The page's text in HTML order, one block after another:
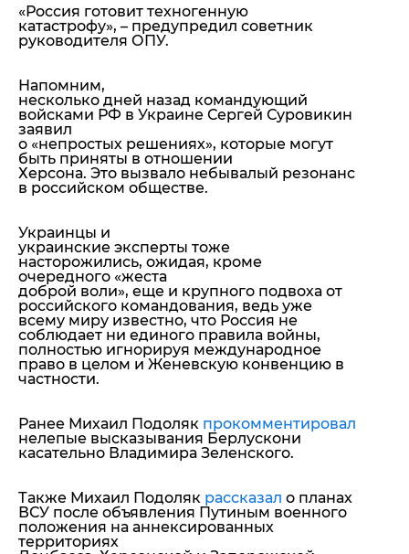
«Россия готовит техногенную
катастрофу», – предупредил советник
руководителя ОПУ.
Напомним,
несколько дней назад командующий
войсками РФ в Украине Сергей Суровикин
заявил
о «непростых решениях», которые могут
быть приняты в отношении
Херсона. Это вызвало небывалый резонанс
в российском обществе.
Украинцы и
украинские эксперты тоже
насторожились, ожидая, кроме
очередного «жеста
доброй воли», еще и крупного подвоха от
российского командования, ведь уже
всему миру известно, что Россия не
соблюдает ни единого правила войны,
полностью игнорируя международное
право в целом и Женевскую конвенцию в
частности.
Ранее Михаил Подоляк прокомментировал
нелепые высказывания Берлускони
касательно Владимира Зеленского.
Также Михаил Подоляк рассказал о планах
ВСУ после объявления Путиным военного
положения на аннексированных
территориях